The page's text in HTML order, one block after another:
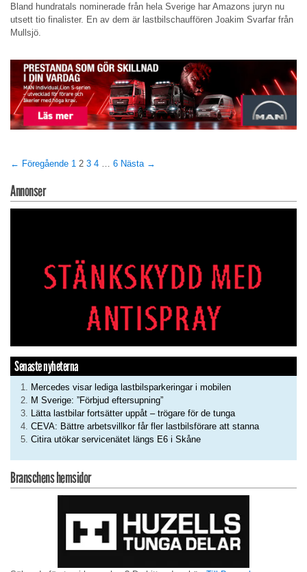
Bland hundratals nominerade från hela Sverige har Amazons juryn nu
utsett tio finalister. En av dem är lastbilschauffören Joakim Svarfar från
Mullsjö.
← Föregående 1 2 3 4 … 6 Nästa →
Annonser
Senaste nyheterna
Mercedes visar lediga lastbilsparkeringar i mobilen
M Sverige: ”Förbjud eftersupning”
Lätta lastbilar fortsätter uppåt – trögare för de tunga
CEVA: Bättre arbetsvillkor får fler lastbilsförare att stanna
Citira utökar servicenätet längs E6 i Skåne
Branschens hemsidor